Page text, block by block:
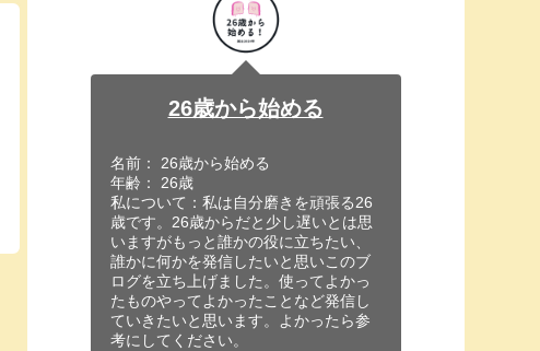
26歳から始める
名前： 26歳から始める
年齢： 26歳
私について：私は自分磨きを頑張る26
歳です。26歳からだと少し遅いとは思
いますがもっと誰かの役に立ちたい、
誰かに何かを発信したいと思いこのブ
ログを立ち上げました。使ってよかっ
たものやってよかったことなど発信し
ていきたいと思います。よかったら参
考にしてください。